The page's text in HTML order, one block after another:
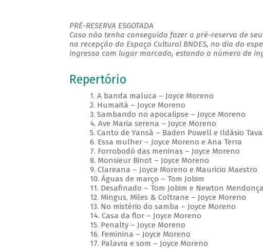
PRÉ-RESERVA ESGOTADA
Caso não tenha conseguido fazer a pré-reserva de
na recepção do Espaço Cultural BNDES, no dia do
ingresso com lugar marcado, estando o número de
Repertório
1. A banda maluca – Joyce Moreno
2. Humaitá – Joyce Moreno
3. Sambando no apocalipse – Joyce Moreno
4. Ave Maria serena – Joyce Moreno
5. Canto de Yansã – Baden Powell e Ildásio
6. Essa mulher – Joyce Moreno e Ana Terra
7. Forrobodó das meninas – Joyce Moreno
8. Monsieur Binot – Joyce Moreno
9. Clareana – Joyce Moreno e Mauricio Maestro
10. Águas de março – Tom Jobim
11. Desafinado – Tom Jobim e Newton Mendonça
12. Mingus, Miles & Coltrane – Joyce Moreno
13. No mistério do samba – Joyce Moreno
14. Casa da flor – Joyce Moreno
15. Penalty – Joyce Moreno
16. Feminina – Joyce Moreno
17. Palavra e som – Joyce Moreno